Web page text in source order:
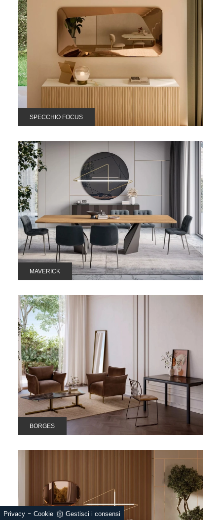
SPECCHIO FOCUS
MAVERICK
BORGES
Privacy - Cookie Gestisci i consensi